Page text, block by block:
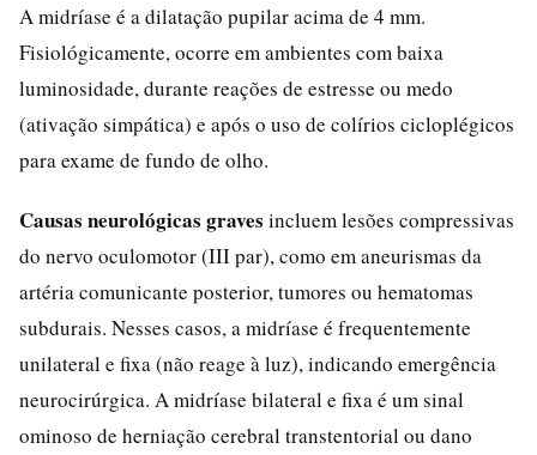
A midríase é a dilatação pupilar acima de 4 mm.
Fisiológicamente, ocorre em ambientes com baixa
luminosidade, durante reações de estresse ou medo
(ativação simpática) e após o uso de colírios cicloplégicos
para exame de fundo de olho.
Causas neurológicas graves incluem lesões compressivas
do nervo oculomotor (III par), como em aneurismas da
artéria comunicante posterior, tumores ou hematomas
subdurais. Nesses casos, a midríase é frequentemente
unilateral e fixa (não reage à luz), indicando emergência
neurocirúrgica. A midríase bilateral e fixa é um sinal
ominoso de herniação cerebral transtentorial ou dano